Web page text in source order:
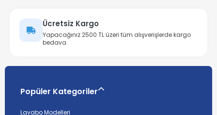
Ücretsiz Kargo
Yapacağınız 2500 TL üzeri tüm alışverişlerde kargo
bedava.
Popüler Kategoriler
Lavabo Modelleri